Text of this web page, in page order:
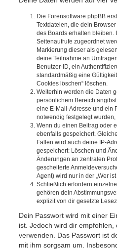
Die Forensoftware phpBB
Textdateien, die dein
des Boards erhalten bleiben.
Seitenaufrufe zugeordnet
Markierung dieser als
deine Teilnahme an
Benutzer-ID, ein
standardmäßig eine
Cookies löschen“ löschen.
Weiterhin werden die Daten
persönlichem Bereich
eine E-Mail-Adresse und ein
notwendig festgelegt
Wenn du einen Beitrag oder
ebenfalls gespeichert.
Fällen wird auch deine IP-
gespeichert: Löschen und
Änderungen an zentralen
gescheiterte
Agent) wird nur in der „Wer
Schließlich erfordern
gehören dein
explizit von dir gesetzte
Dein Passwort wird mit einer
ist. Jedoch wird dir
verwenden. Das Passwort ist
mit ihm sorgsam um.